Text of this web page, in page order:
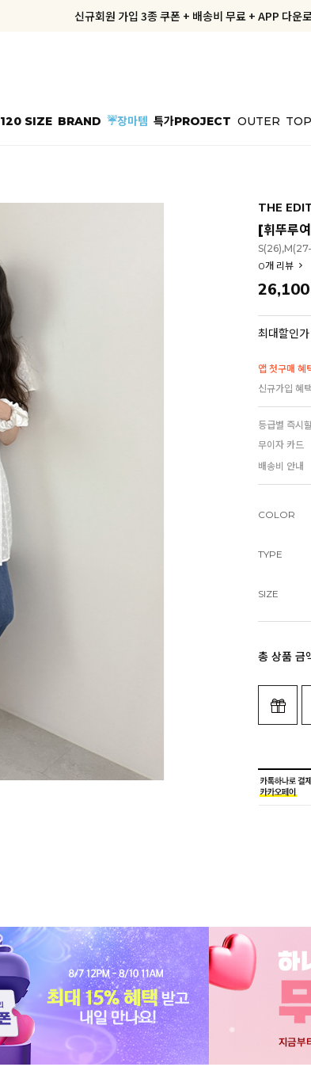
신규회원 가입 3종 쿠폰 + 배송비 무료 + APP 다운
공구데이에도 내일도착! 10% OFF + 5%
지금부터 공구우먼은 ONLY 무료배송✨
신규회원 가입 3종 쿠폰 + 배송비 무료 + APP 다운
120 SIZE BRAND ☔장마템 특가PROJECT OUTER TOP
THE
[휘뚜루
0개 리뷰
26,100
최대할인가
앱 첫구매 혜
신규가입 혜택
등급별 즉시
무이자 카드
배송비 안내
COLOR
TYPE
SIZE
총 상품 금